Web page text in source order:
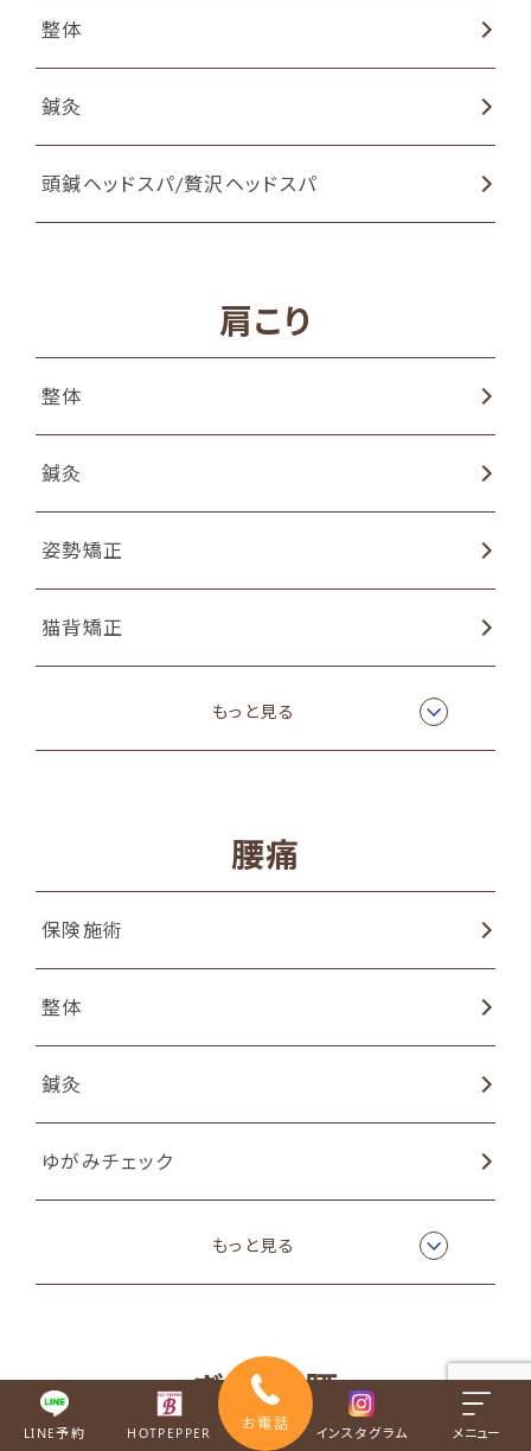
LINE予約 HOTPEPPER
お電話
インスタグラム メニュー
整体
鍼灸
頭鍼ヘッドスパ/贅沢ヘッドスパ
肩こり
整体
鍼灸
姿勢矯正
猫背矯正
もっと見る
腰痛
保険施術
整体
鍼灸
ゆがみチェック
物理療法
もっと見る
ぎっくり腰